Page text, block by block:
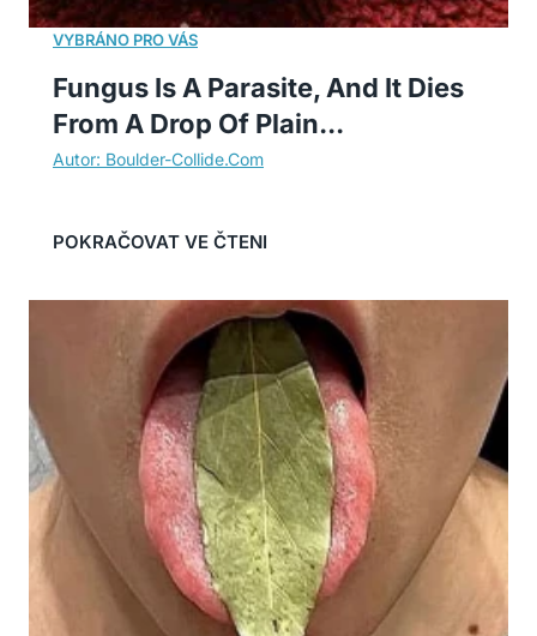
Fungus Is A Parasite, And It Dies
From A Drop Of Plain...